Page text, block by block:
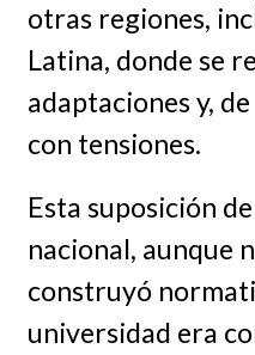
otras regiones,
Latina, donde se
adaptaciones y,
con tensiones.
Esta suposición
nacional, aunque
construyó
universidad era